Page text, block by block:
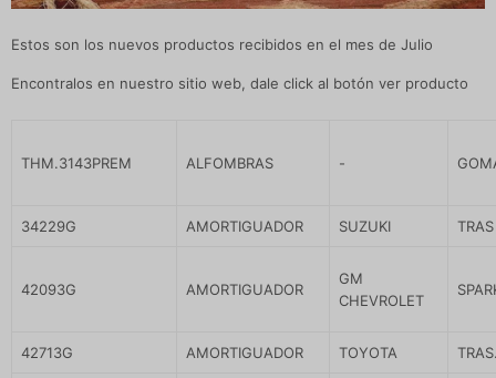
Estos son los nuevos productos recibidos en el mes de Julio
Encontralos en nuestro sitio web, dale click al botón ver producto
THM.3143PREM ALFOMBRAS -
34229G AMORTIGUADOR SUZUKI
42093G AMORTIGUADOR
GM
CHEVROLET
42713G AMORTIGUADOR TOYOTA